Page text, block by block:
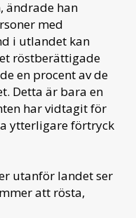
ändrade han
med
i utlandet kan
röstberättigade
en procent av de
Detta är bara en
har vidtagit för
ytterligare förtryck
utanför landet ser
att rösta,